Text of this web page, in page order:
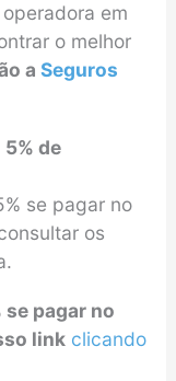
em
o melhor
a Seguros
5% de
se pagar no
os
se pagar no
link clicando